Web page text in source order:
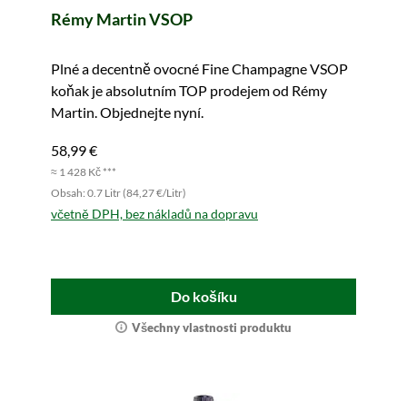
Rémy Martin VSOP
Plné a decentně ovocné Fine Champagne VSOP
koňak je absolutním TOP prodejem od Rémy
Martin. Objednejte nyní.
58,99 €
≈ 1 428 Kč ***
Obsah: 0.7 Litr (84,27 €/Litr)
včetně DPH, bez nákladů na dopravu
Do košíku
Všechny vlastnosti produktu